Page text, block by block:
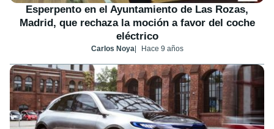
Esperpento en el Ayuntamiento de Las Rozas,
Madrid, que rechaza la moción a favor del coche
eléctrico
Carlos Noya Hace 9 años